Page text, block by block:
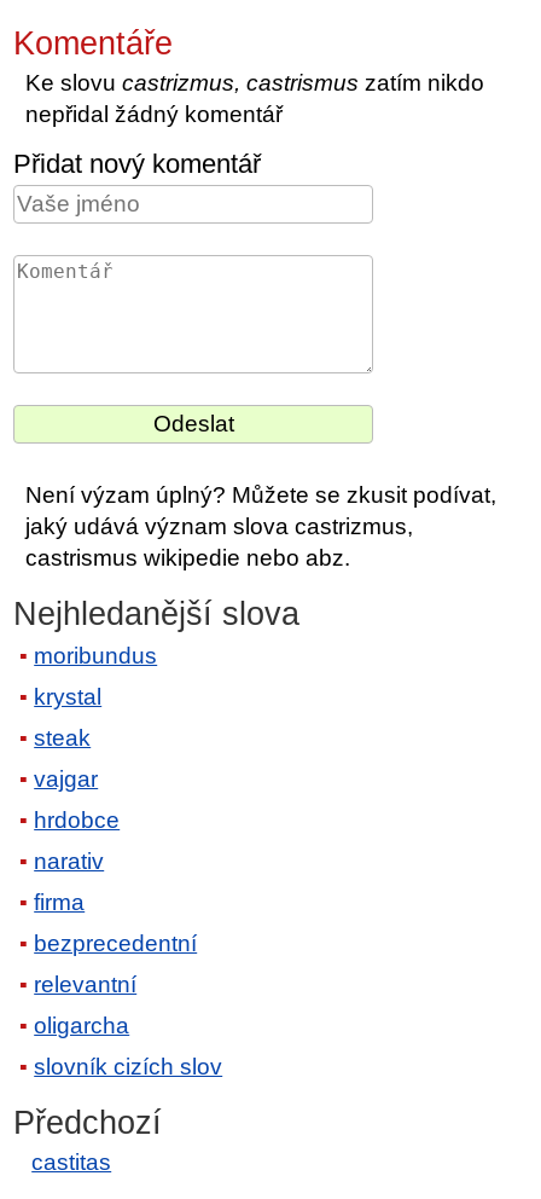
Komentáře
Ke slovucastrizmus, castrismus zatím nikdo
nepřidal žádný komentář
Přidat nový komentář
Není výzam úplný? Můžete se zkusit podívat,
jaký udává význam slova castrizmus,
castrismus wikipedie nebo abz.
Nejhledanější slova
moribundus
krystal
steak
vajgar
hrdobce
narativ
firma
bezprecedentní
relevantní
oligarcha
slovník cizích slov
Předchozí
castitas